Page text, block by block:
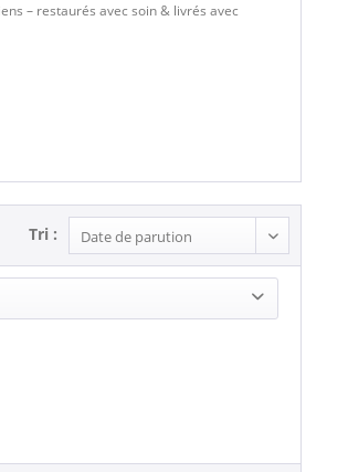
– restaurés avec soin & livrés avec
Tri :